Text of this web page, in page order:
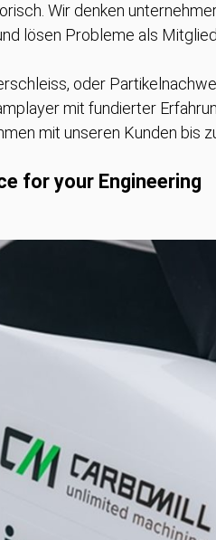
Wir denken
lösen Probleme als
oder
mit fundierter
mit unseren Kunden bis
for your Engineering